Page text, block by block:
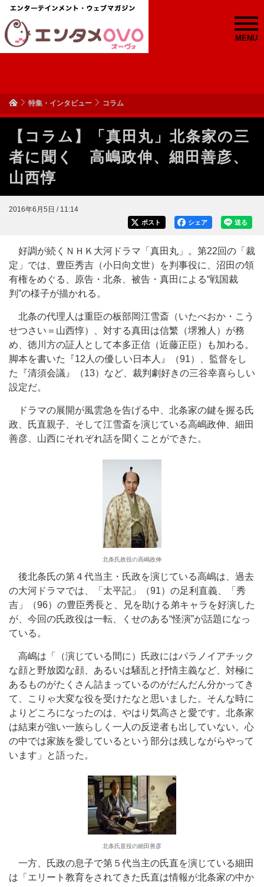
MENU
特集・インタビュー コラム
【コラム】「真田丸」北条家の三
者に聞く 高嶋政伸、細田善彦、
山西惇
2016年6月5日 / 11:14
送る
シェア
ポスト
好調が続くＮＨＫ大河ドラマ「真田丸」。第22回の「裁
定」では、豊臣秀吉（小日向文世）を判事役に、沼田の領
有権をめぐる、原告・北条、被告・真田による“戦国裁
判”の様子が描かれる。
北条の代理人は重臣の板部岡江雪斎（いたべおか・こう
せつさい＝山西惇）、対する真田は信繁（堺雅人）が務
め、徳川方の証人として本多正信（近藤正臣）も加わる。
脚本を書いた『12人の優しい日本人』（91）、監督をし
た『清須会議』（13）など、裁判劇好きの三谷幸喜らしい
設定だ。
ドラマの展開が風雲急を告げる中、北条家の鍵を握る氏
政、氏直親子、そして江雪斎を演じている高嶋政伸、細田
善彦、山西にそれぞれ話を聞くことができた。
北条氏政役の高嶋政伸
後北条氏の第４代当主・氏政を演じている高嶋は、過去
の大河ドラマでは、「太平記」（91）の足利直義、「秀
吉」（96）の豊臣秀長と、兄を助ける弟キャラを好演した
が、今回の氏政役は一転、くせのある“怪演”が話題になっ
ている。
高嶋は「（演じている間に）氏政にはパラノイアチック
な顔と野放図な顔、あるいは騒乱と抒情主義など、対極に
あるものがたくさん詰まっているのがだんだん分かってき
て、こりゃ大変な役を受けたなと思いました。そんな時に
よりどころになったのは、やはり気高さと愛です。北条家
は結束が強い一族らしく一人の反逆者も出していない。心
の中では家族を愛しているという部分は残しながらやって
います」と語った。
北条氏直役の細田善彦
一方、氏政の息子で第５代当主の氏直を演じている細田
は「エリート教育をされてきた氏直は情報が北条家の中か